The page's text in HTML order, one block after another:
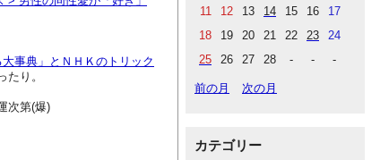
事典」とＮＨＫのトリック
り。
次第(爆)
11
12 13 14 15 16
17
18
19 20 21 22 23
24
25
26 27 28 - - -
前の月 次の月
カテゴリー